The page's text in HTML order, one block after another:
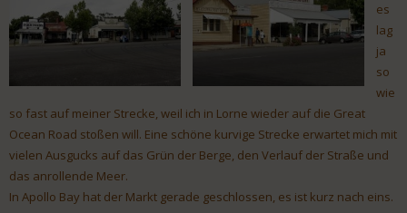
es
lag
ja
so
wie
so fast auf meiner Strecke, weil ich in Lorne wieder auf die Great
Ocean Road stoßen will. Eine schöne kurvige Strecke erwartet mich mit
vielen Ausgucks auf das Grün der Berge, den Verlauf der Straße und
das anrollende Meer.
In Apollo Bay hat der Markt gerade geschlossen, es ist kurz nach eins.